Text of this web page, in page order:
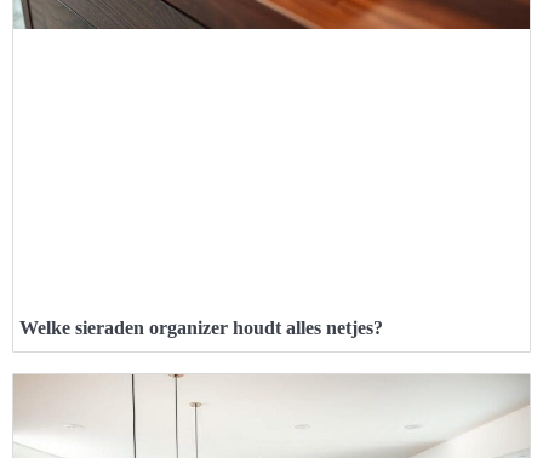
Welke sieraden organizer houdt alles netjes?